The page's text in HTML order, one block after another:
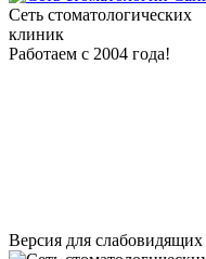
Сеть стоматологических
клиник
Работаем с 2004 года!
Версия для слабовидящих